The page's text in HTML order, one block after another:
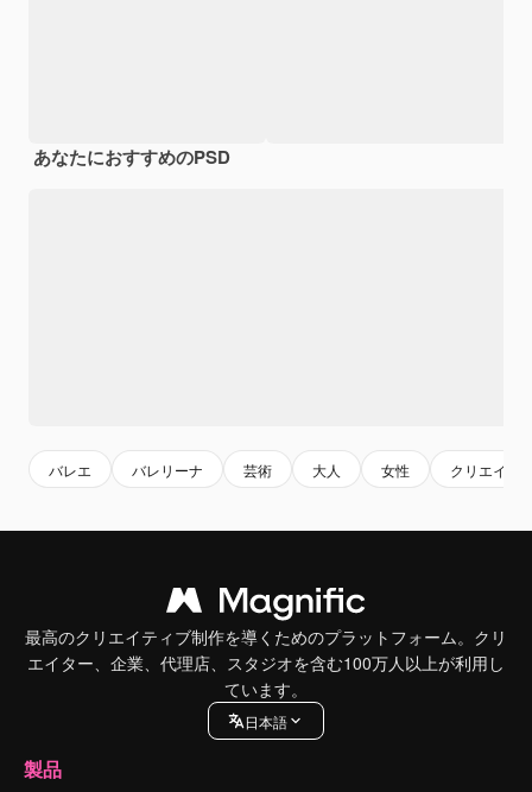
あなたにおすすめのPSD
バレエ バレリーナ 芸術 大人 女性 クリエイテ
最高のクリエイティブ制作を導くためのプラットフォーム。クリ
エイター、企業、代理店、スタジオを含む100万人以上が利用し
ています。
日本語
製品